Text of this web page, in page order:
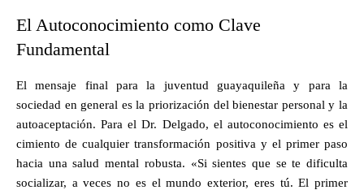
El Autoconocimiento como Clave
Fundamental
El mensaje final para la juventud guayaquileña y para la
sociedad en general es la priorización del bienestar personal y la
autoaceptación. Para el Dr. Delgado, el autoconocimiento es el
cimiento de cualquier transformación positiva y el primer paso
hacia una salud mental robusta. «Si sientes que se te dificulta
socializar, a veces no es el mundo exterior, eres tú. El primer